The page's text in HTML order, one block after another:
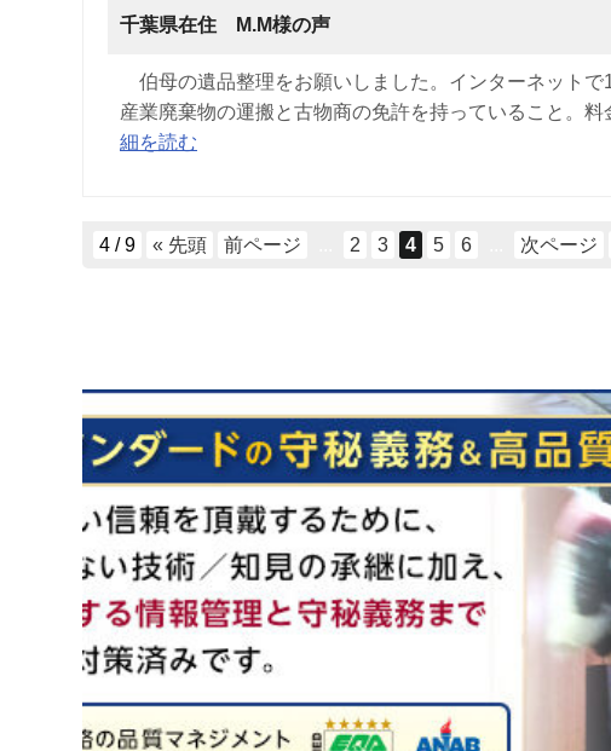
千葉県在住 M.M様の声
伯母の遺品整理をお願いしました。インターネットで
産業廃棄物の運搬と古物商の免許を持っていること。料
細を読む
4 / 9 « 先頭 前ページ 2 3 4 5 6 次ページ
遺品整理ネクストについて